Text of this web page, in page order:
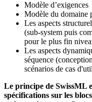
Modèle d’exigences
Modèle du domaine
Les aspects
(sub-system puis
pour le plus fin
Les aspects
séquence
scénarios de cas
Le principe de SwissML
spécifications sur les